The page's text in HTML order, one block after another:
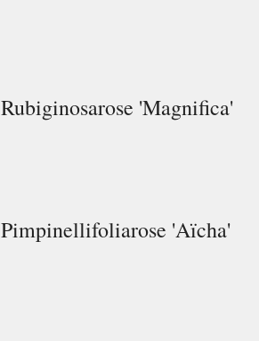
Rubiginosarose 'Magnifica'
Pimpinellifoliarose 'Aïcha'